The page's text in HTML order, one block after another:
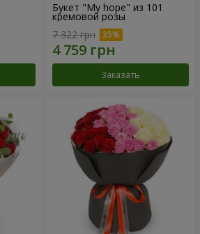
Букет "My hope" из 101
кремовой розы
7 322 грн
Заказать